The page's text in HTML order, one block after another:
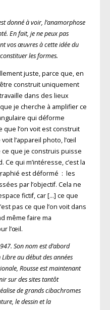
donné à voir, l’anamorphose
En fait, je ne peux pas
vos œuvres à cette idée du
les formes.
juste, parce que, en
construit uniquement
dans des lieux
je cherche à amplifier ce
qui déforme
que l’on voit est construit
l’appareil photo, l’œil
que je construis puisse
qui m’intéresse, c’est la
est déformé : les
par l’objectif. Cela ne
fictif, car […] ce que
pas ce que l’on voit dans
même faire ma
l’œil.
Son nom est d’abord
au début des années
Rousse est maintenant
sur des sites tantôt
de grands cibachromes
le dessin et la